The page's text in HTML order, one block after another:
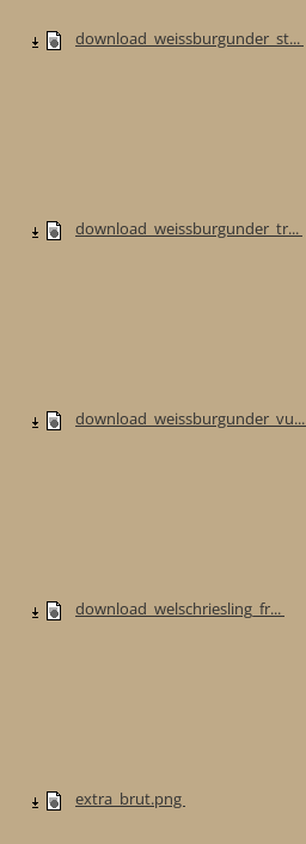
download_weissburgunder_st...
download_weissburgunder_tr...
download_weissburgunder_vu...
download_welschriesling_fr...
extra_brut.png